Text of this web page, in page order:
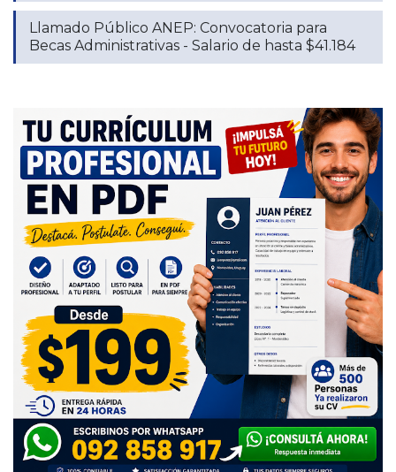
Llamado Público ANEP: Convocatoria para
Becas Administrativas - Salario de hasta $41.184